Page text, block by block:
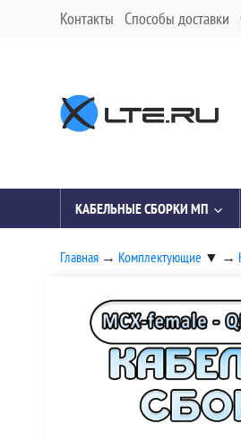
Контакты Способы доставки
КАБЕЛЬНЫЕ СБОРКИ МП
Главная → Комплектующие ▼ →